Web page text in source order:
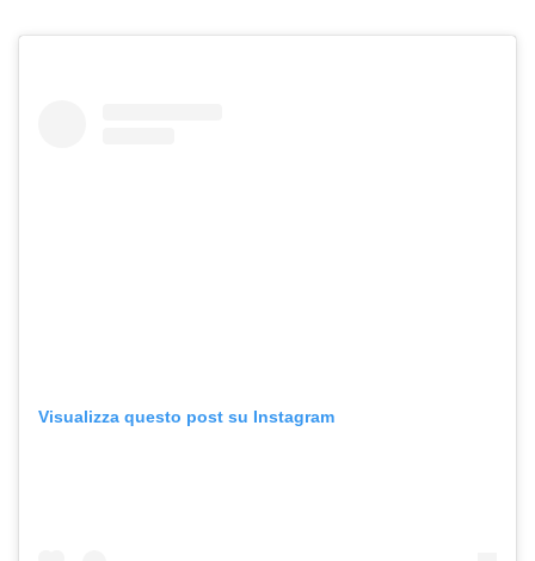
Visualizza questo post su Instagram